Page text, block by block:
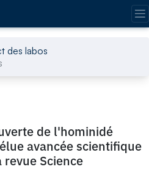
des labos
de l'hominidé
avancée scientifique
Science